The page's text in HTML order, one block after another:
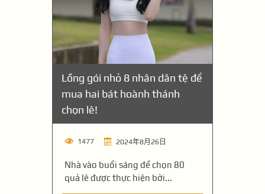
Lồng gói nhỏ 8 nhân dân tệ để
mua hai bát hoành thánh
chọn lê!
1477 2024年8月26日
Nhà vào buổi sáng để chọn 80
quả lê được thực hiện bởi...